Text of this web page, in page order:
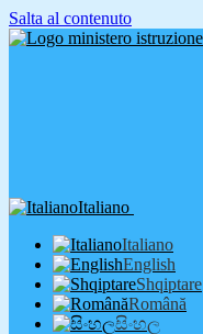
Salta al contenuto
Italiano
Italiano
English
Shqiptare
Română
සිංහල